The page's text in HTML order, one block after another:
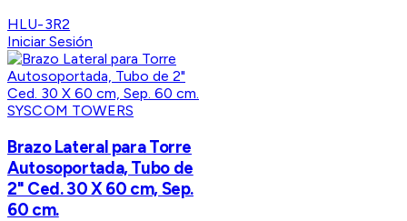
HLU-3R2
Iniciar Sesión
SYSCOM TOWERS
Brazo Lateral para Torre
Autosoportada, Tubo de
2" Ced. 30 X 60 cm, Sep.
60 cm.